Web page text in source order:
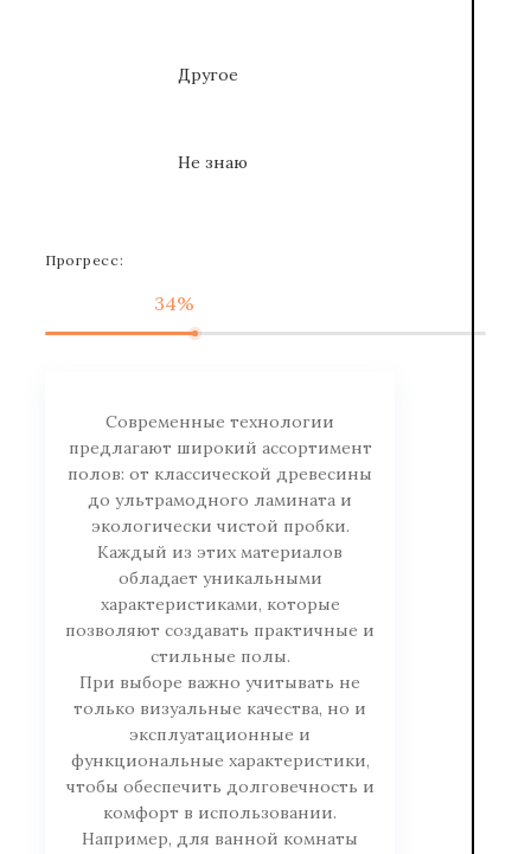
Другое
Не знаю
Прогресс:
34%
Современные технологии
предлагают широкий ассортимент
полов: от классической древесины
до ультрамодного ламината и
экологически чистой пробки.
Каждый из этих материалов
обладает уникальными
характеристиками, которые
позволяют создавать практичные и
стильные полы.
При выборе важно учитывать не
только визуальные качества, но и
эксплуатационные и
функциональные характеристики,
чтобы обеспечить долговечность и
комфорт в использовании.
Например, для ванной комнаты